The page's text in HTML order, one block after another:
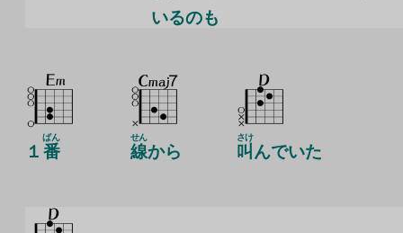
いるのも
１ 番
ばん
線
せん
から 叫
さけ
んでいた